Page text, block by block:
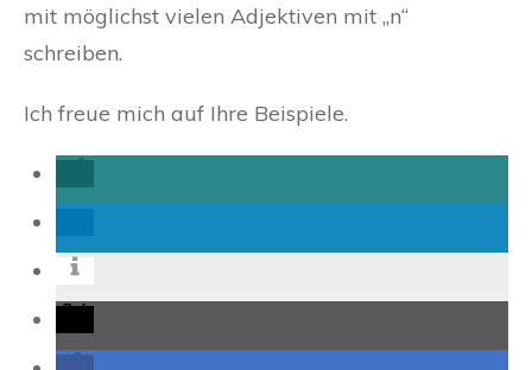
mit möglichst vielen Adjektiven mit „n“
schreiben.
Ich freue mich auf Ihre Beispiele.